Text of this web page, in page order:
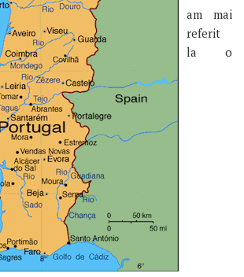
am mai
referit
la o